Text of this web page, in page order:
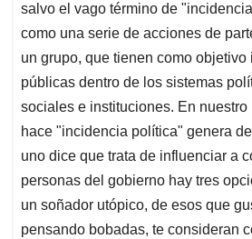
salvo el vago término de
como una serie de acciones de
un grupo, que tienen como
públicas dentro de los sistemas
sociales e instituciones. En
hace "incidencia política" genera
uno dice que trata de influenciar a
personas del gobierno hay tres
un soñador utópico, de esos que
pensando bobadas, te consideran